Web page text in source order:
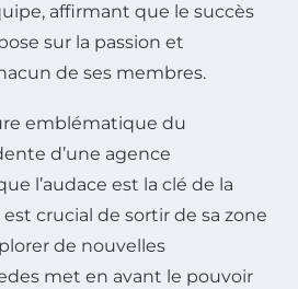
affirmant que le succès
sur la passion et
de ses membres.
emblématique du
d’une agence
l’audace est la clé de la
crucial de sortir de sa zone
de nouvelles
met en avant le pouvoir